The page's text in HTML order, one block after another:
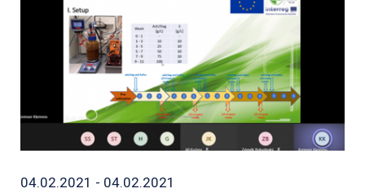
04.02.2021 - 04.02.2021